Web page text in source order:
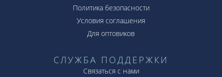
Политика безопасности
Условия соглашения
Для оптовиков
СЛУЖБА ПОДДЕРЖКИ
Связаться с нами